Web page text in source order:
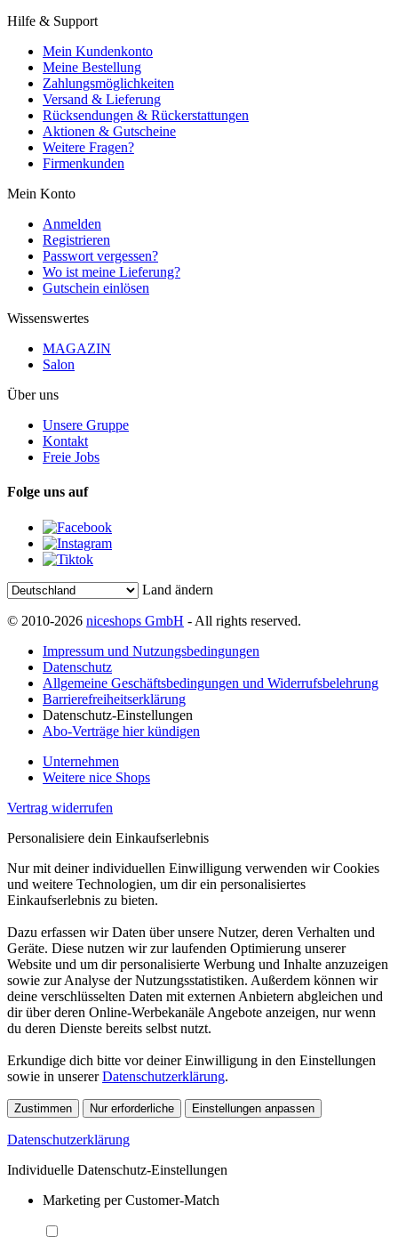
Hilfe & Support
Mein Kundenkonto
Meine Bestellung
Zahlungsmöglichkeiten
Versand & Lieferung
Rücksendungen & Rückerstattungen
Aktionen & Gutscheine
Weitere Fragen?
Firmenkunden
Mein Konto
Anmelden
Registrieren
Passwort vergessen?
Wo ist meine Lieferung?
Gutschein einlösen
Wissenswertes
MAGAZIN
Salon
Über uns
Unsere Gruppe
Kontakt
Freie Jobs
Folge uns auf
Land ändern
© 2010-2026 niceshops GmbH - All rights reserved.
Impressum und Nutzungsbedingungen
Datenschutz
Allgemeine Geschäftsbedingungen und Widerrufsbelehrung
Barrierefreiheitserklärung
Datenschutz-Einstellungen
Abo-Verträge hier kündigen
Unternehmen
Weitere nice Shops
Vertrag widerrufen
Personalisiere dein Einkaufserlebnis
Nur mit deiner individuellen Einwilligung verwenden wir Cookies
und weitere Technologien, um dir ein personalisiertes
Einkaufserlebnis zu bieten.
Dazu erfassen wir Daten über unsere Nutzer, deren Verhalten und
Geräte. Diese nutzen wir zur laufenden Optimierung unserer
Website und um dir personalisierte Werbung und Inhalte anzuzeigen
sowie zur Analyse der Nutzungsstatistiken. Außerdem können wir
deine verschlüsselten Daten mit externen Anbietern abgleichen und
dir über deren Online-Werbekanäle Angebote anzeigen, nur wenn
du deren Dienste bereits selbst nutzt.
Erkundige dich bitte vor deiner Einwilligung in den Einstellungen
sowie in unsererDatenschutzerklärung.
Zustimmen Nur erforderliche Einstellungen anpassen
Datenschutzerklärung
Individuelle Datenschutz-Einstellungen
Marketing per Customer-Match